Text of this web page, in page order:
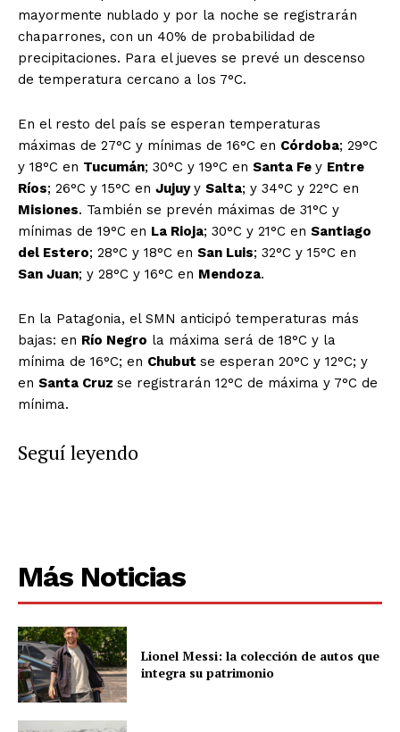
mayormente nublado y por la noche se registrarán
chaparrones, con un 40% de probabilidad de
precipitaciones. Para el jueves se prevé un descenso
de temperatura cercano a los 7°C.
En el resto del país se esperan temperaturas
máximas de 27°C y mínimas de 16°C en Córdoba; 29°C
y 18°C en Tucumán; 30°C y 19°C en Santa Fe y Entre
Ríos; 26°C y 15°C en Jujuyy Salta; y 34°C y 22°C en
Misiones. También se prevén máximas de 31°C y
mínimas de 19°C en La Rioja; 30°C y 21°C en Santiago
del Estero; 28°C y 18°C en San Luis; 32°C y 15°C en
San Juan; y 28°C y 16°C en Mendoza.
En la Patagonia, el SMN anticipó temperaturas más
bajas: en Río Negro la máxima será de 18°C y la
mínima de 16°C; en Chubut se esperan 20°C y 12°C; y
en Santa Cruz se registrarán 12°C de máxima y 7°C de
mínima.
Seguí leyendo
Más Noticias
Lionel Messi: la colección de autos que
integra su patrimonio